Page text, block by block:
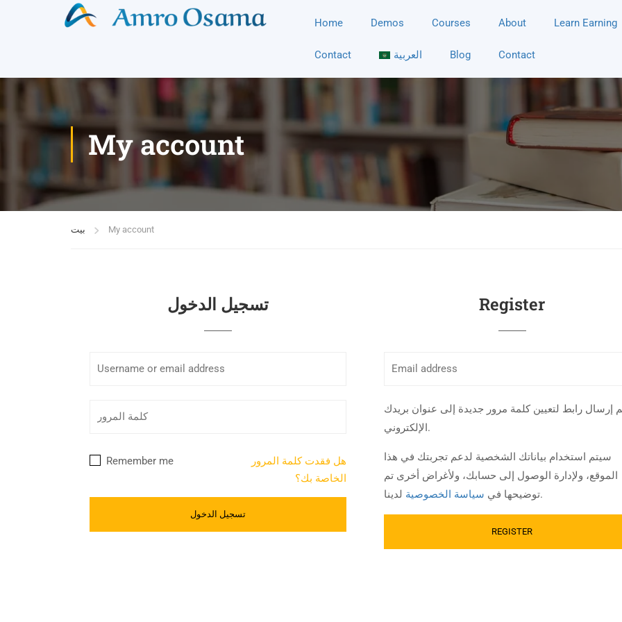
Home Demos Courses About Learn Earning
Contact العربية Blog Contact
My account
بيت My account
تسجيل الدخول
Remember me
هل فقدت كلمة المرور
الخاصة بك؟
Register
إرسال رابط لتعيين كلمة مرور جديدة إلى عنوان بريدك
الإلكتروني.
سيتم استخدام بياناتك الشخصية لدعم تجربتك في هذا
الموقع، ولإدارة الوصول إلى حسابك، ولأغراض أخرى تم
توضيحها في سياسة الخصوصية لدينا.